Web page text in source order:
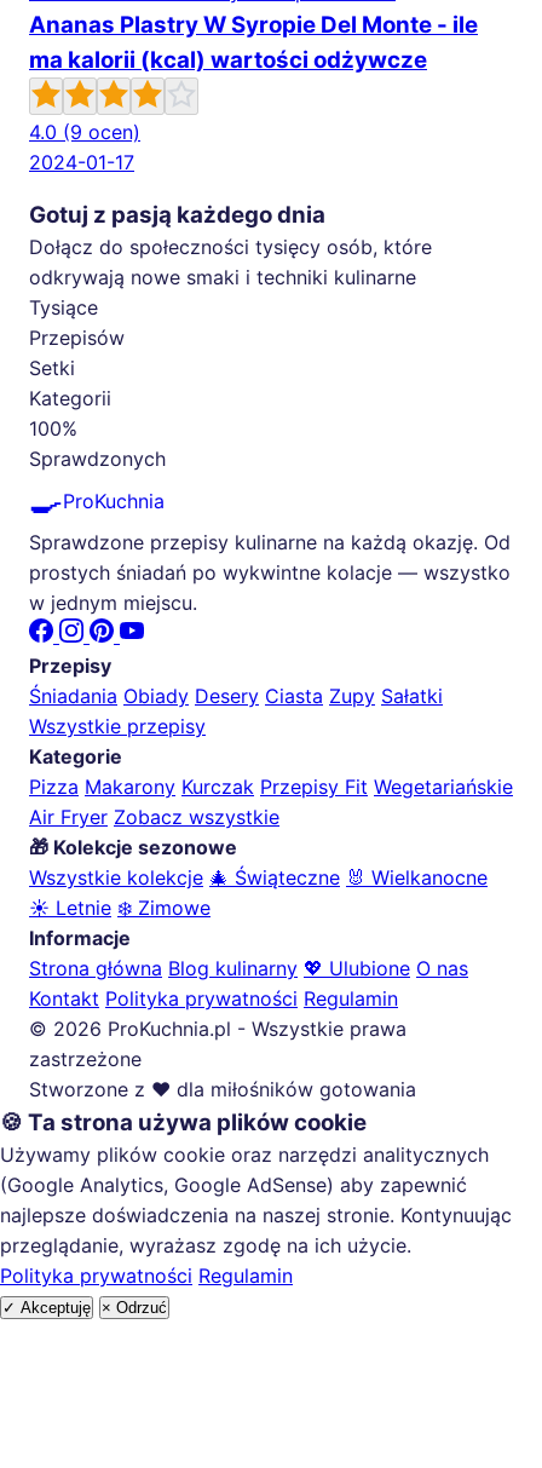
Ananas Plastry W Syropie Del Monte - ile
ma kalorii (kcal) wartości odżywcze
4.0 (9 ocen)
2024-01-17
Gotuj z pasją każdego dnia
Dołącz do społeczności tysięcy osób, które
odkrywają nowe smaki i techniki kulinarne
Tysiące
Przepisów
Setki
Kategorii
100%
Sprawdzonych
🍳ProKuchnia
Sprawdzone przepisy kulinarne na każdą okazję. Od
prostych śniadań po wykwintne kolacje — wszystko
w jednym miejscu.
Przepisy
Śniadania Obiady Desery Ciasta Zupy Sałatki
Wszystkie przepisy
Kategorie
Pizza Makarony Kurczak Przepisy Fit Wegetariańskie
Air Fryer Zobacz wszystkie
🎁 Kolekcje sezonowe
Wszystkie kolekcje 🎄 Świąteczne 🐰 Wielkanocne
☀️ Letnie ❄️ Zimowe
Informacje
Strona główna Blog kulinarny 💖 Ulubione O nas
Kontakt Polityka prywatności Regulamin
© 2026 ProKuchnia.pl - Wszystkie prawa
zastrzeżone
Stworzone z ❤️ dla miłośników gotowania
🍪 Ta strona używa plików cookie
Używamy plików cookie oraz narzędzi analitycznych
(Google Analytics, Google AdSense) aby zapewnić
najlepsze doświadczenia na naszej stronie. Kontynuując
przeglądanie, wyrażasz zgodę na ich użycie.
Polityka prywatności Regulamin
✓ Akceptuję × Odrzuć